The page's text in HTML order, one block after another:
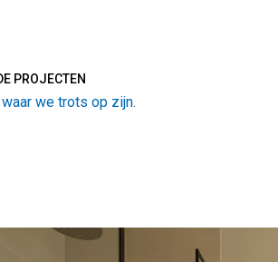
PROJECTEN
we trots op zijn.